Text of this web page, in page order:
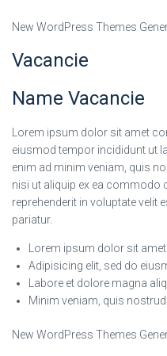
New WordPress Themes
Vacancie
Name Vacancie
Lorem ipsum dolor sit amet
eiusmod tempor incididunt ut
enim ad minim veniam, quis
nisi ut aliquip ex ea commodo
reprehenderit in voluptate velit
pariatur.
Lorem ipsum dolor sit
Adipisicing elit, sed do
Labore et dolore magna
Minim veniam, quis
New WordPress Themes